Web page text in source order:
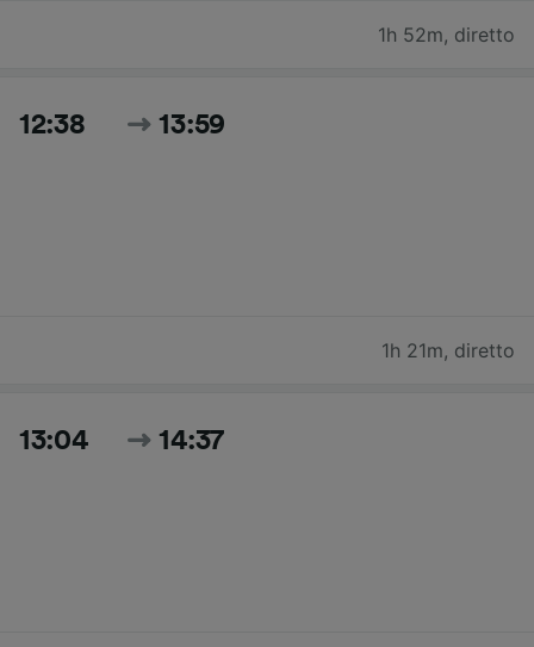
1h 52m, diretto
12:38 13:59
1h 21m, diretto
13:04 14:37